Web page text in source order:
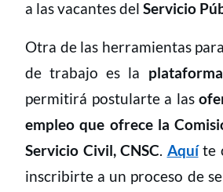
a las vacantes del Servicio
Otra de las herramientas
de trabajo es la
permitirá postularte a las
empleo que ofrece la
Servicio Civil, CNSC. Aquíte
inscribirte a un proceso de